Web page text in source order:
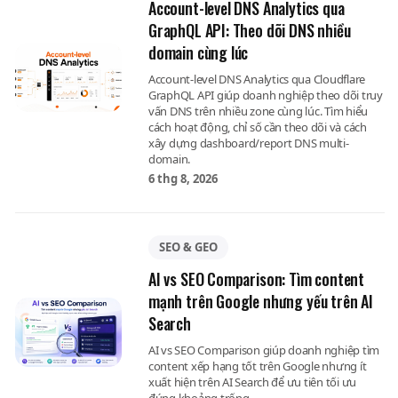
Account-level DNS Analytics qua
GraphQL API: Theo dõi DNS nhiều
domain cùng lúc
Account-level DNS Analytics qua Cloudflare
GraphQL API giúp doanh nghiệp theo dõi truy
vấn DNS trên nhiều zone cùng lúc. Tìm hiểu
cách hoạt động, chỉ số cần theo dõi và cách
xây dựng dashboard/report DNS multi-
domain.
6 thg 8, 2026
SEO & GEO
AI vs SEO Comparison: Tìm content
mạnh trên Google nhưng yếu trên AI
Search
AI vs SEO Comparison giúp doanh nghiệp tìm
content xếp hạng tốt trên Google nhưng ít
xuất hiện trên AI Search để ưu tiên tối ưu